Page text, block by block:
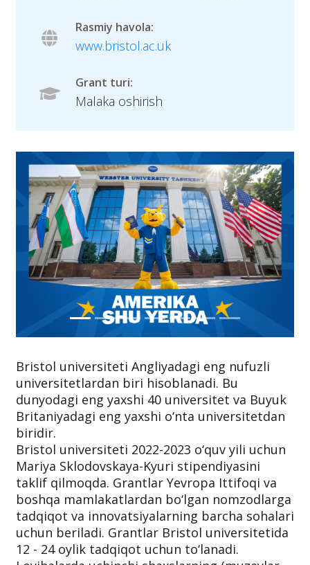
Rasmiy havola:
www.bristol.ac.uk
Grant turi:
Malaka oshirish
Bristol universiteti Angliyadagi eng nufuzli
universitetlardan biri hisoblanadi. Bu
dunyodagi eng yaxshi 40 universitet va Buyuk
Britaniyadagi eng yaxshi o‘nta universitetdan
biridir.
Bristol universiteti 2022-2023 o‘quv yili uchun
Mariya Sklodovskaya-Kyuri stipendiyasini
taklif qilmoqda. Grantlar Yevropa Ittifoqi va
boshqa mamlakatlardan bo‘lgan nomzodlarga
tadqiqot va innovatsiyalarning barcha sohalari
uchun beriladi. Grantlar Bristol universitetida
12 - 24 oylik tadqiqot uchun to‘lanadi.